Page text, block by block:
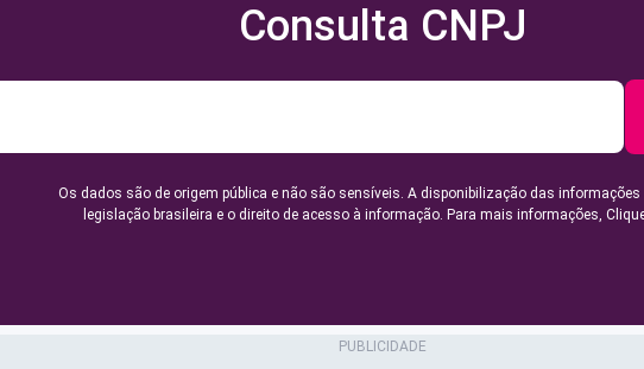
Consulta CNPJ
Os dados são de origem pública e não são sensíveis. A disponibilização das informações
legislação brasileira e o direito de acesso à informação. Para mais informações,